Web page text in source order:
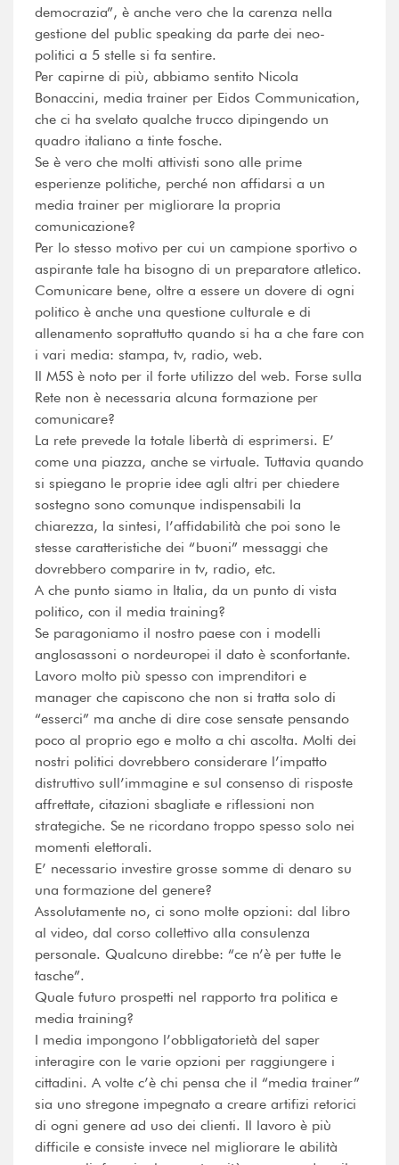
democrazia”, è anche vero che la carenza nella
gestione del public speaking da parte dei neo-
politici a 5 stelle si fa sentire.
Per capirne di più, abbiamo sentito Nicola
Bonaccini, media trainer per Eidos Communication,
che ci ha svelato qualche trucco dipingendo un
quadro italiano a tinte fosche.
Se è vero che molti attivisti sono alle prime
esperienze politiche, perché non affidarsi a un
media trainer per migliorare la propria
comunicazione?
Per lo stesso motivo per cui un campione sportivo o
aspirante tale ha bisogno di un preparatore atletico.
Comunicare bene, oltre a essere un dovere di ogni
politico è anche una questione culturale e di
allenamento soprattutto quando si ha a che fare con
i vari media: stampa, tv, radio, web.
Il M5S è noto per il forte utilizzo del web. Forse sulla
Rete non è necessaria alcuna formazione per
comunicare?
La rete prevede la totale libertà di esprimersi. E’
come una piazza, anche se virtuale. Tuttavia quando
si spiegano le proprie idee agli altri per chiedere
sostegno sono comunque indispensabili la
chiarezza, la sintesi, l’affidabilità che poi sono le
stesse caratteristiche dei “buoni” messaggi che
dovrebbero comparire in tv, radio, etc.
A che punto siamo in Italia, da un punto di vista
politico, con il media training?
Se paragoniamo il nostro paese con i modelli
anglosassoni o nordeuropei il dato è sconfortante.
Lavoro molto più spesso con imprenditori e
manager che capiscono che non si tratta solo di
“esserci” ma anche di dire cose sensate pensando
poco al proprio ego e molto a chi ascolta. Molti dei
nostri politici dovrebbero considerare l’impatto
distruttivo sull’immagine e sul consenso di risposte
affrettate, citazioni sbagliate e riflessioni non
strategiche. Se ne ricordano troppo spesso solo nei
momenti elettorali.
E’ necessario investire grosse somme di denaro su
una formazione del genere?
Assolutamente no, ci sono molte opzioni: dal libro
al video, dal corso collettivo alla consulenza
personale. Qualcuno direbbe: “ce n’è per tutte le
tasche”.
Quale futuro prospetti nel rapporto tra politica e
media training?
I media impongono l’obbligatorietà del saper
interagire con le varie opzioni per raggiungere i
cittadini. A volte c’è chi pensa che il “media trainer”
sia uno stregone impegnato a creare artifizi retorici
di ogni genere ad uso dei clienti. Il lavoro è più
difficile e consiste invece nel migliorare le abilità